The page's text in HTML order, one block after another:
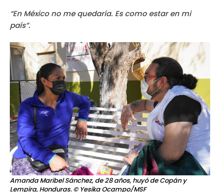
“En México no me quedaría. Es como estar en mi
país”.
Amanda Maribel Sánchez, de 28 años, huyó de Copán y
Lempira, Honduras. © Yesika Ocampo/MSF